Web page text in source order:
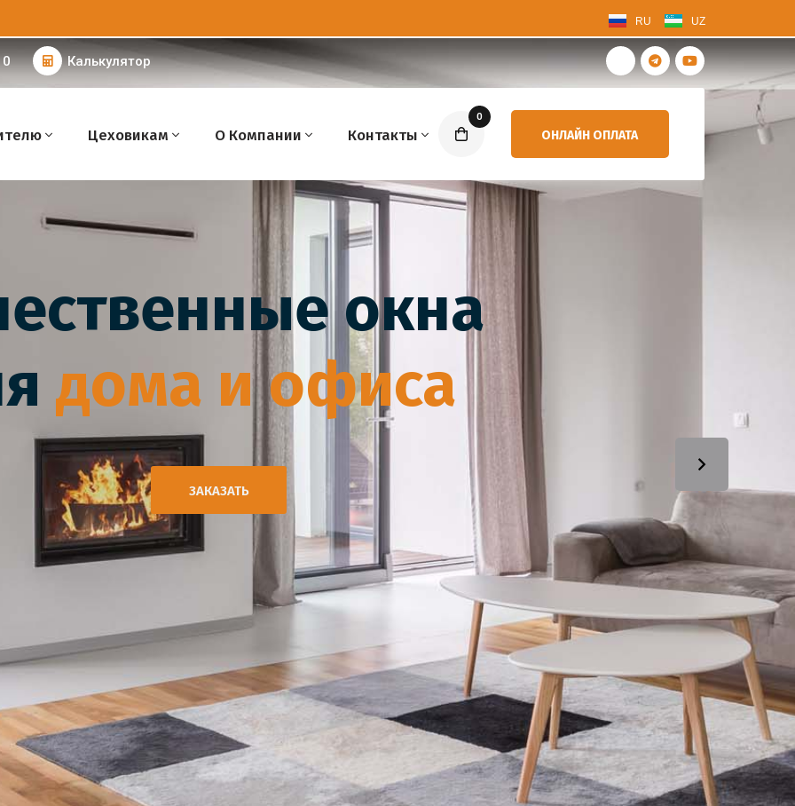
RU UZ
0 Калькулятор
Цеховикам О Компании Контакты
0
ОНЛАЙН ОПЛАТА
окна
дома и офиса
ЗАКАЗАТЬ